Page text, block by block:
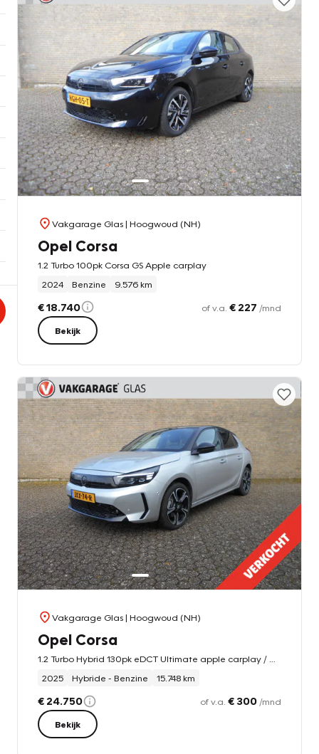
Vakgarage Glas| Hoogwoud (NH)
Opel Corsa
1.2 Turbo 100pk Corsa GS Apple carplay
2024
Benzine 9.576 km
€ 18.740 of v.a. € 227 /mnd
Bekijk
Vakgarage Glas| Hoogwoud (NH)
Opel Corsa
2025
Hybride - Benzine 15.748 km
€ 24.750 of v.a. € 300 /mnd
Bekijk